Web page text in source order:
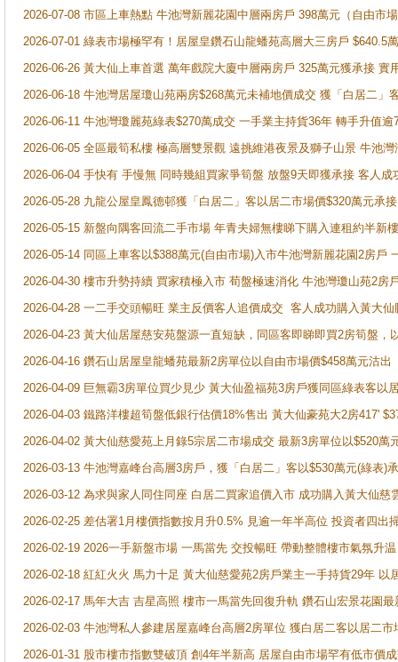
2026-07-08 市區上車熱點 牛池灣新麗花園中層兩房戶 398萬元（自由市
2026-07-01 綠表市場極罕有！居屋皇鑽石山龍蟠苑高層大三房戶
2026-06-26 黃大仙上車首選 萬年戲院大廈中層兩房戶 325萬元獲承接 實
2026-06-18 牛池灣居屋瓊山苑兩房$268萬元未補地價成交 獲「白居二」
2026-06-11 牛池灣瓊麗苑綠表$270萬成交 一手業主持貨36年 轉手升值逾
2026-06-05 全區最筍私樓 極高層雙景觀 遠挑維港夜景及獅子山景 牛池
2026-06-04 手快有 手慢無 同時幾組買家爭筍盤 放盤9天即獲承接 客人
2026-05-28 九龍公屋皇鳳德邨獲「白居二」客以居二市場價$320萬元承接
2026-05-15 新盤向隅客回流二手市場 年青夫婦無樓睇下購入連租約半新
2026-05-14 同區上車客以$388萬元(自由市場)入市牛池灣新麗花園2房戶
2026-04-30 樓市升勢持續 買家積極入市 荀盤極速消化 牛池灣瓊山苑2房
2026-04-28 一二手交頭暢旺 業主反價客人追價成交 客人成功購入黃大
2026-04-23 黃大仙居屋慈安苑盤源一直短缺，同區客即睇即買2房筍盤，
2026-04-16 鑽石山居屋皇龍蟠苑最新2房單位以自由市場價$458萬元沽出
2026-04-09 巨無霸3房單位買少見少 黃大仙盈福苑3房戶獲同區綠表客以
2026-04-03 鐵路洋樓超筍盤低銀行估價18%售出 黃大仙豪苑大2房417'
2026-04-02 黃大仙慈愛苑上月錄5宗居二市場成交 最新3房單位以$520萬
2026-03-13 牛池灣嘉峰台高層3房戶，獲「白居二」客以$530萬元(綠表)
2026-03-12 為求與家人同住同座 白居二買家追價入市 成功購入黃大仙
2026-02-25 差估署1月樓價指數按月升0.5% 見逾一年半高位 投資者四
2026-02-19 2026一手新盤市場 一馬當先 交投暢旺 帶動整體樓市氣氛升
2026-02-18 紅紅火火 馬力十足 黃大仙慈愛苑2房戶業主一手持貨29年 以
2026-02-17 馬年大吉 吉星高照 樓市一馬當先回復升軌 鑽石山宏景花園
2026-02-03 牛池灣私人參建居屋嘉峰台高層2房單位 獲白居二客以居二市
2026-01-31 股市樓市指數雙破頂 創4年半新高 居屋自由市場罕有低市價